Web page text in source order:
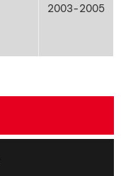
2003-2005